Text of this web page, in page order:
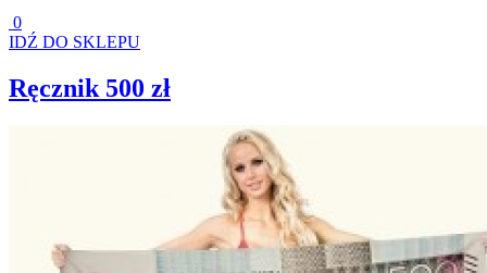
0
IDŹ DO SKLEPU
Ręcznik 500 zł